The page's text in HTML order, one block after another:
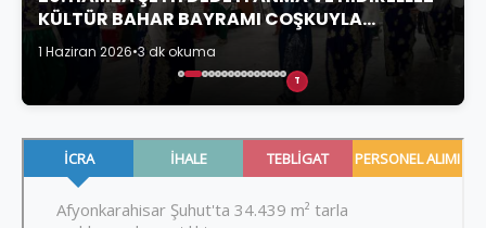
KÜLTÜR BAHAR BAYRAMI COŞKUYLA
KUTLANDI
1 Haziran 2026•3 dk okuma
T